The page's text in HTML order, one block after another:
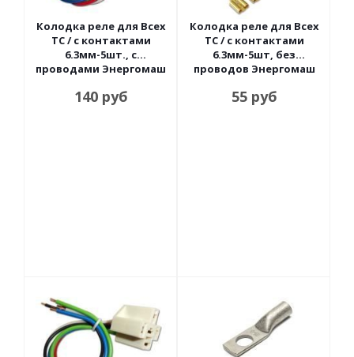
Колодка реле для Всех
ТС / с контактами
6.3мм-5шт., с
проводами Энергомаш
140руб
Колодка реле для Всех
ТС / с контактами
6.3мм-5шт, без
проводов Энергомаш
55руб